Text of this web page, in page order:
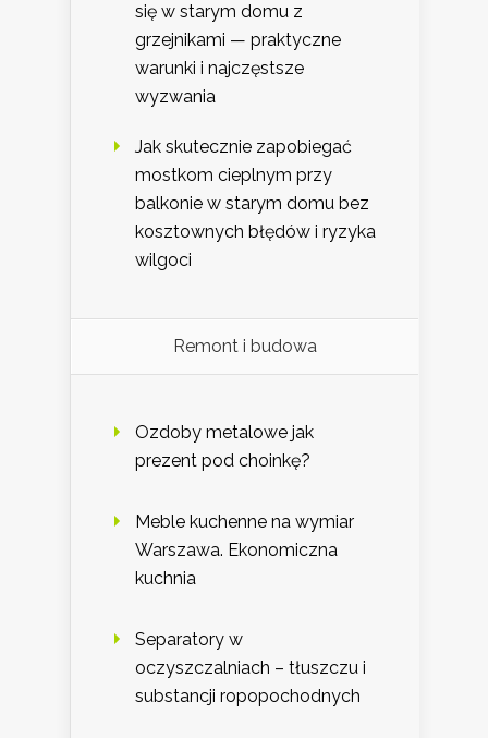
się w starym domu z
grzejnikami — praktyczne
warunki i najczęstsze
wyzwania
Jak skutecznie zapobiegać
mostkom cieplnym przy
balkonie w starym domu bez
kosztownych błędów i ryzyka
wilgoci
Remont i budowa
Ozdoby metalowe jak
prezent pod choinkę?
Meble kuchenne na wymiar
Warszawa. Ekonomiczna
kuchnia
Separatory w
oczyszczalniach – tłuszczu i
substancji ropopochodnych